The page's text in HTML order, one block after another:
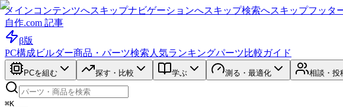
メインコンテンツへスキップナビゲーションへスキップ検索へスキップフッタ
自作.com 記事
β版
PC構成ビルダー商品・パーツ検索 人気ランキングパーツ比較ガイド
PCを組む 探す・比較 学ぶ 測る・最適化 相談・投
⌘K